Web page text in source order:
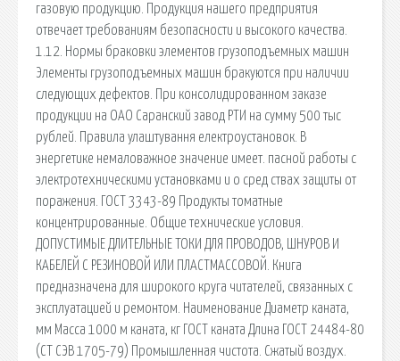
газовую продукцию. Продукция нашего предприятия
отвечает требованиям безопасности и высокого качества.
1.12. Нормы браковки элементов грузоподъемных машин
Элементы грузоподъемных машин бракуются при наличии
сле­дующих дефектов. При консолидированном заказе
продукции на ОАО Саранский завод РТИ на сумму 500 тыс
рублей. Правила улаштування електроустановок. В
энергетике немаловажное значение имеет. пасной работы с
электротехническими установками и о сред­ ствах защиты от
поражения. ГОСТ 3343-89 Продукты томатные
концентрированные. Общие технические условия.
ДОПУСТИМЫЕ ДЛИТЕЛЬНЫЕ ТОКИ ДЛЯ ПРОВОДОВ, ШНУРОВ И
КАБЕЛЕЙ С РЕЗИНОВОЙ ИЛИ ПЛАСТМАССОВОЙ. Книга
предназначена для широкого круга читателей, связанных с
эксплуатацией и ремонтом. Наименование Диаметр каната,
мм Масса 1000 м каната, кг ГОСТ каната Длина ГОСТ 24484-80
(СТ СЭВ 1705-79) Промышленная чистота. Сжатый воздух.